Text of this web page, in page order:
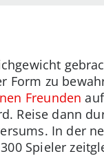
Form zu
Freunden
Reise dann
In der
Spieler